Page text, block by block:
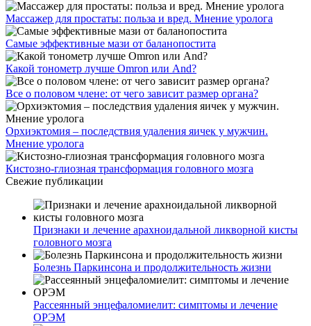
Массажер для простаты: польза и вред. Мнение уролога
Самые эффективные мази от баланопостита
Какой тонометр лучше Omron или And?
Все о половом члене: от чего зависит размер органа?
Орхиэктомия – последствия удаления яичек у мужчин.
Мнение уролога
Кистозно-глиозная трансформация головного мозга
Свежие публикации
Признаки и лечение арахноидальной ликворной кисты
головного мозга
Болезнь Паркинсона и продолжительность жизни
Рассеянный энцефаломиелит: симптомы и лечение
ОРЭМ